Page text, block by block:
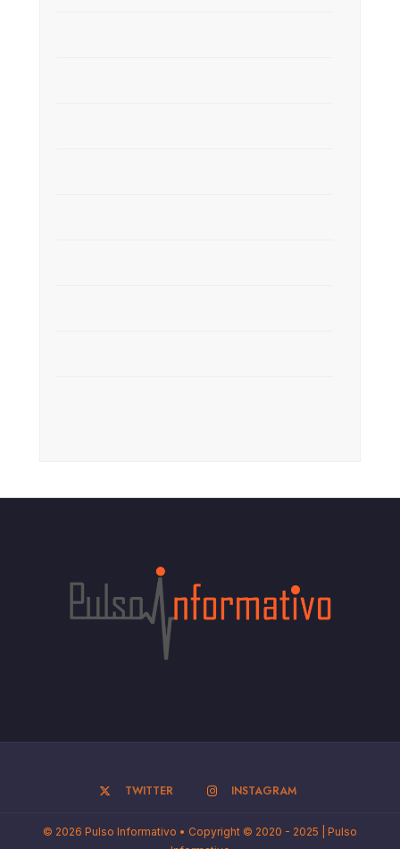
TWITTER INSTAGRAM
© 2026 Pulso Informativo • Copyright © 2020 - 2025 | Pulso